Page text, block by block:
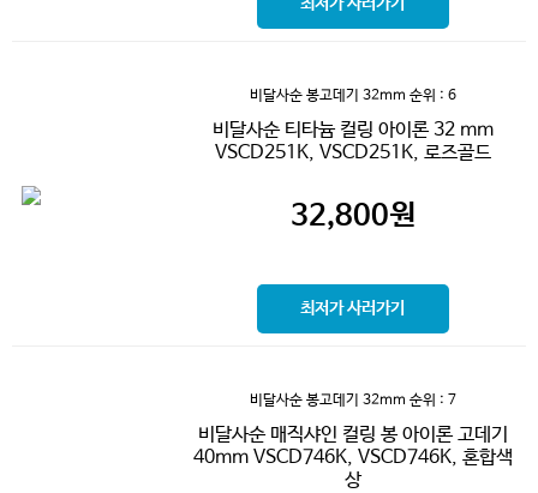
비달사순 봉고데기 32mm 순위 : 6
비달사순 티타늄 컬링 아이론 32 mm
VSCD251K, VSCD251K, 로즈골드
32,800원
최저가 사러가기
비달사순 봉고데기 32mm 순위 : 7
비달사순 매직샤인 컬링 봉 아이론 고데기
40mm VSCD746K, VSCD746K, 혼합색
상